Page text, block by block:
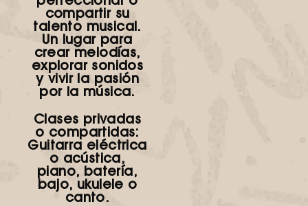
compartir su
talento musical.
Un lugar para
crear melodías,
explorar sonidos
y vivir la pasión
por la música.
Clases privadas
o compartidas:
Guitarra eléctrica
o acústica,
piano, batería,
bajo, ukulele o
canto.